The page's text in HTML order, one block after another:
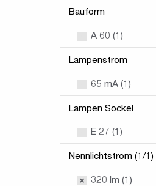
Bauform
A 60 (1)
Lampenstrom
65 mA (1)
Lampen Sockel
E 27 (1)
Nennlichtstrom (1/1)
320 lm (1)